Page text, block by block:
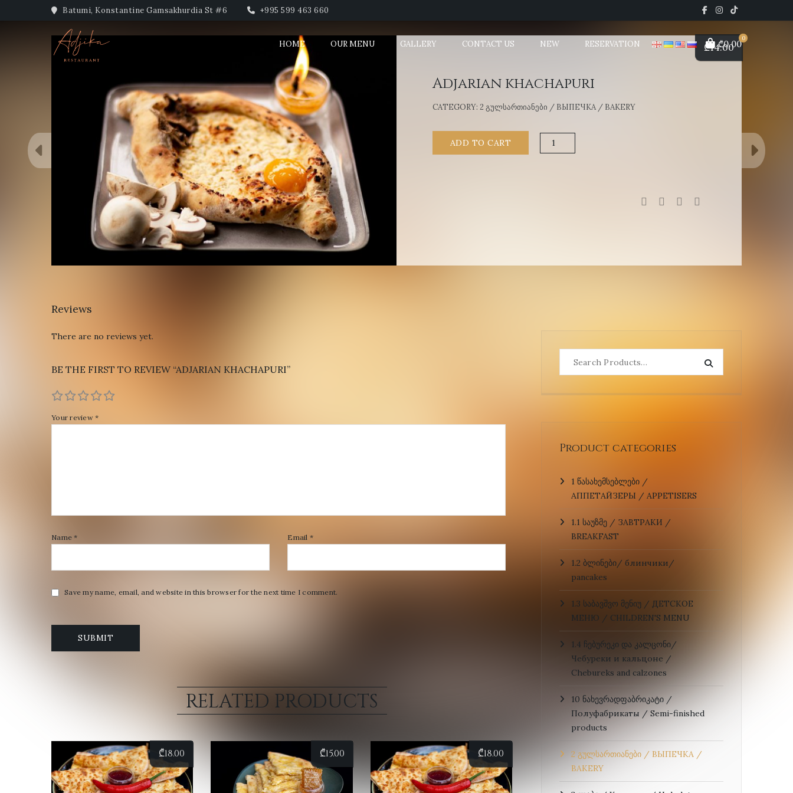
Batumi, Konstantine Gamsakhurdia St #6 +995 599 463 660
0
₾0.00
HOME OUR MENU GALLERY CONTACT US NEW RESERVATION ₾14.00
Adjarian khachapuri
CATEGORY: 2 ᲒᲣᲚᲡᲐᲠᲗᲘᲐᲜᲔᲑᲘ / ВЫПЕЧКА / BAKERY
ADD TO CART
Adjarian
khachapuri
Reviews
There are no reviews yet.
BE THE FIRST TO REVIEW “ADJARIAN KHACHAPURI”
Your review *
Name* Email *
Save my name, email, and website in this browser for the next time I comment.
RELATED PRODUCTS
₾18.00 ₾15.00 ₾18.00
Product categories
1 წასახემსებლები /
АППЕТАЙЗЕРЫ / APPETISERS
1.1 საუზმე / ЗАВТРАКИ /
BREAKFAST
1.2 ბლინები/ блинчики/
pancakes
1.3 საბავშვო მენიუ / ДЕТСКОЕ
МЕНЮ / CHILDREN'S MENU
1.4 ჩებურეკი და კალცონი/
Чебуреки и кальцоне /
Chebureks and calzones
10 ნახევრადფაბრიკატი /
Полуфабрикаты / Semi-finished
products
2 გულსართიანები / ВЫПЕЧКА /
BAKERY